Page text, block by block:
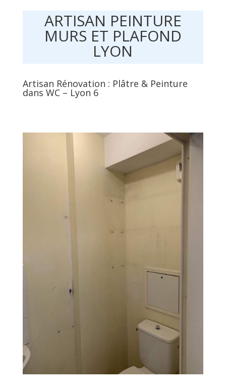
ARTISAN PEINTURE
MURS ET PLAFOND
LYON
Artisan Rénovation : Plâtre & Peinture
dans WC – Lyon 6